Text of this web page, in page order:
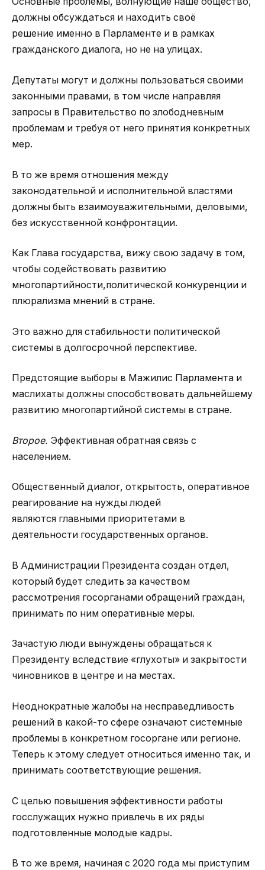
должны обсуждаться и находить своё
решение именно в Парламенте и в рамках
гражданского диалога, но не на улицах.
Депутаты могут и должны пользоваться своими
законными правами, в том числе направляя
запросы в Правительство по злободневным
проблемам и требуя от него принятия конкретных
мер.
В то же время отношения между
законодательной и исполнительной властями
должны быть взаимоуважительными, деловыми,
без искусственной конфронтации.
Как Глава государства, вижу свою задачу в том,
чтобы содействовать развитию
многопартийности,политической конкуренции и
плюрализма мнений в стране.
Это важно для стабильности политической
системы в долгосрочной перспективе.
Предстоящие выборы в Мажилис Парламента и
маслихаты должны способствовать дальнейшему
развитию многопартийной системы в стране.
Второе. Эффективная обратная связь с
населением.
Общественный диалог, открытость, оперативное
реагирование на нужды людей
являются главными приоритетами в
деятельности государственных органов.
В Администрации Президента создан отдел,
который будет следить за качеством
рассмотрения госорганами обращений граждан,
принимать по ним оперативные меры.
Зачастую люди вынуждены обращаться к
Президенту вследствие «глухоты» и закрытости
чиновников в центре и на местах.
Неоднократные жалобы на несправедливость
решений в какой-то сфере означают системные
проблемы в конкретном госоргане или регионе.
Теперь к этому следует относиться именно так, и
принимать соответствующие решения.
С целью повышения эффективности работы
госслужащих нужно привлечь в их ряды
подготовленные молодые кадры.
В то же время, начиная с 2020 года мы приступим